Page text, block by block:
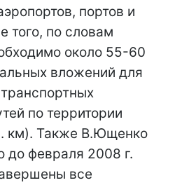
портов и
того, по словам
около 55-60
вложений для
по территории
км). Также В.Ющенко
до февраля 2008 г.
все